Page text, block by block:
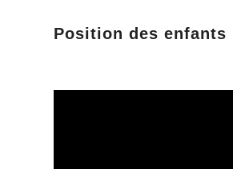
Position des enfants